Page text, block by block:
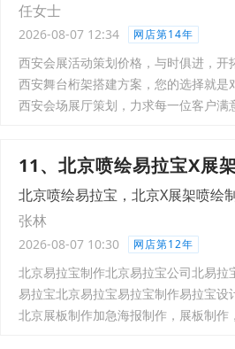
任女士
2026-08-07 12:34 网店第14年
西安会展活动策划价格，与时俱进，开
西安舞台桁架搭建方案，您的选择就是
西安会场展厅策划，力求每一位客户满
11、北京喷绘易拉宝X展
北京喷绘易拉宝，北京X展架喷绘
张林
2026-08-07 10:30 网店第12年
北京易拉宝制作北京易拉宝公司北易拉
易拉宝北京易拉宝易拉宝制作易拉宝设
北京展板制作加急海报制作，展板制作